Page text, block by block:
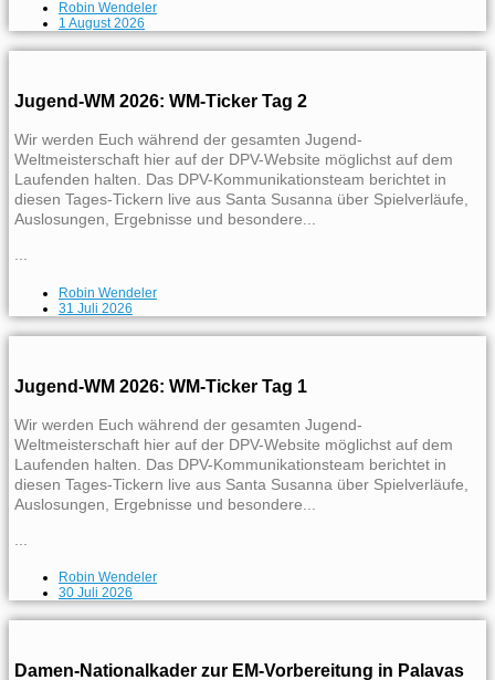
Robin Wendeler
1 August 2026
Jugend-WM 2026: WM-Ticker Tag 2
Wir werden Euch während der gesamten Jugend-
Weltmeisterschaft hier auf der DPV-Website möglichst auf dem
Laufenden halten. Das DPV-Kommunikationsteam berichtet in
diesen Tages-Tickern live aus Santa Susanna über Spielverläufe,
Auslosungen, Ergebnisse und besondere...
...
Robin Wendeler
31 Juli 2026
Jugend-WM 2026: WM-Ticker Tag 1
Wir werden Euch während der gesamten Jugend-
Weltmeisterschaft hier auf der DPV-Website möglichst auf dem
Laufenden halten. Das DPV-Kommunikationsteam berichtet in
diesen Tages-Tickern live aus Santa Susanna über Spielverläufe,
Auslosungen, Ergebnisse und besondere...
Robin Wendeler
30 Juli 2026
Damen-Nationalkader zur EM-Vorbereitung in Palavas